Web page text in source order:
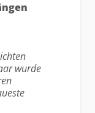
wurde